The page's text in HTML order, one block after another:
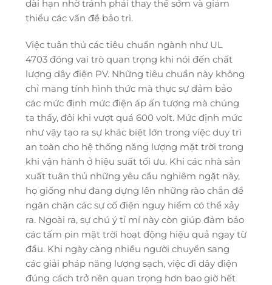
dài hạn nhờ tránh phải thay thế sớm và giảm
thiểu các vấn đề bảo trì.
Việc tuân thủ các tiêu chuẩn ngành như UL
4703 đóng vai trò quan trọng khi nói đến chất
lượng dây điện PV. Những tiêu chuẩn này không
chỉ mang tính hình thức mà thực sự đảm bảo
các mức định mức điện áp ấn tượng mà chúng
ta thấy, đôi khi vượt quá 600 volt. Mức định mức
như vậy tạo ra sự khác biệt lớn trong việc duy trì
an toàn cho hệ thống năng lượng mặt trời trong
khi vận hành ở hiệu suất tối ưu. Khi các nhà sản
xuất tuân thủ những yêu cầu nghiêm ngặt này,
họ giống như đang dựng lên những rào chắn để
ngăn chặn các sự cố điện nguy hiểm có thể xảy
ra. Ngoài ra, sự chú ý tỉ mỉ này còn giúp đảm bảo
các tấm pin mặt trời hoạt động hiệu quả ngay từ
đầu. Khi ngày càng nhiều người chuyển sang
các giải pháp năng lượng sạch, việc đi dây điện
đúng cách trở nên quan trọng hơn bao giờ hết